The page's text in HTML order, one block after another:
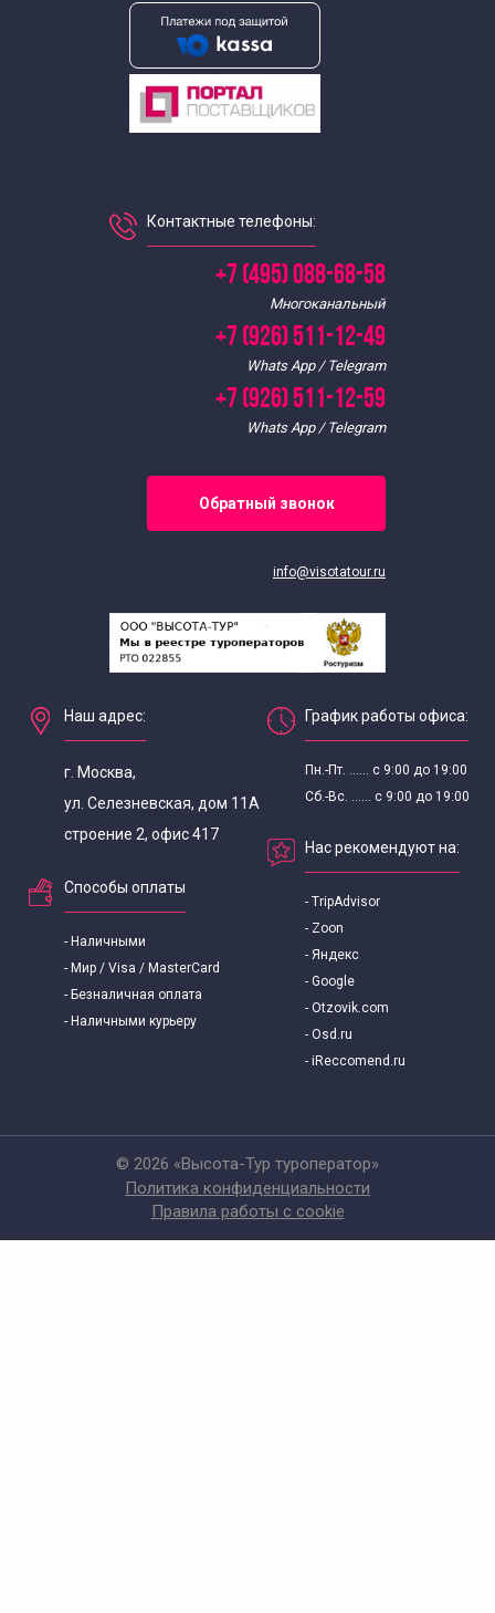
Контактные телефоны:
+7 (495) 088-68-58
Многоканальный
+7 (926) 511-12-49
Whats App / Telegram
+7 (926) 511-12-59
Whats App / Telegram
Обратный звонок
info@visotatour.ru
Наш адрес:
г. Москва,
ул. Селезневская, дом 11А
строение 2, офис 417
Способы оплаты
- Наличными
- Мир / Visa / MasterCard
- Безналичная оплата
- Наличными курьеру
График работы офиса:
Пн.-Пт. ...... с 9:00 до 19:00
Сб.-Вс. ...... с 9:00 до 19:00
Нас рекомендуют на:
- TripAdvisor
- Zoon
- Яндекс
- Google
- Otzovik.com
- Osd.ru
- iReccomend.ru
© 2026 «Высота-Тур туроператор»
Политика конфиденциальности
Правила работы с cookie